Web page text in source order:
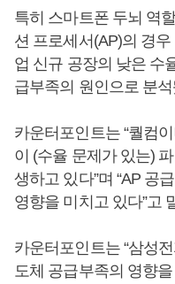
특히 스마트폰 두뇌 역
션 프로세서(AP)의 경
업 신규 공장의 낮은 수
급부족의 원인으로 분
카운터포인트는 “퀄컴
이 (수율 문제가 있는)
생하고 있다”며 “AP 공
영향을 미치고 있다”고
카운터포인트는 “삼성
도체 공급부족의 영향